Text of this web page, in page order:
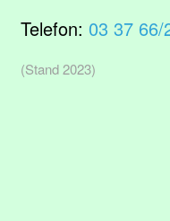
Telefon: 03 37
(Stand 2023)